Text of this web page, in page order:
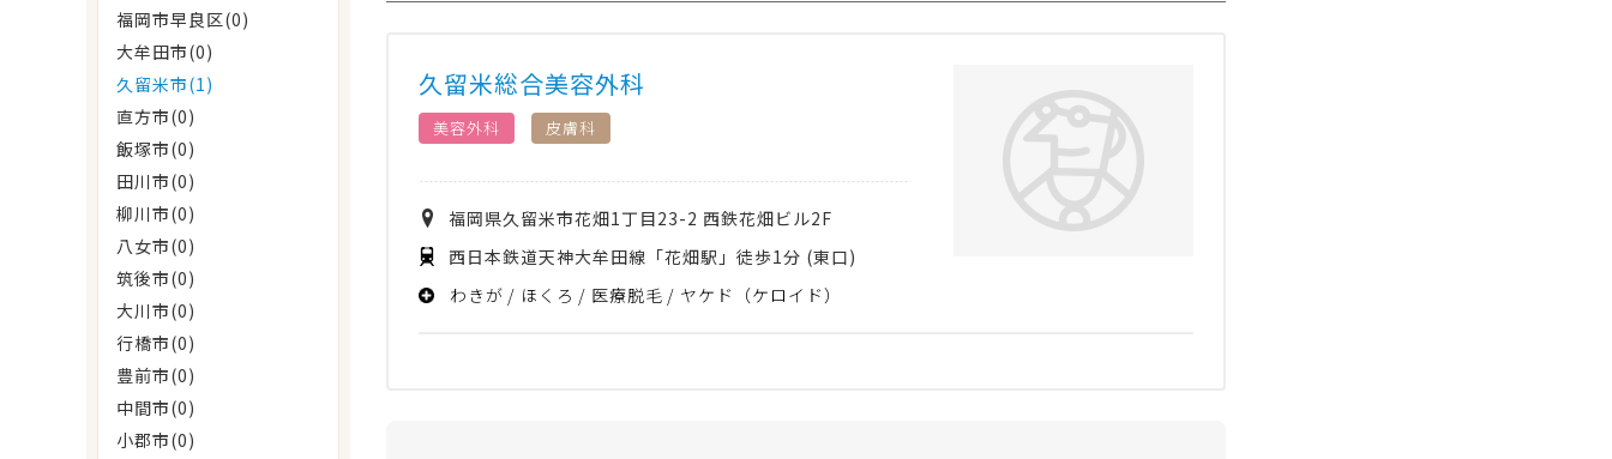
福岡市早良区(0)
大牟田市(0)
久留米市(1)
直方市(0)
飯塚市(0)
田川市(0)
柳川市(0)
八女市(0)
筑後市(0)
大川市(0)
行橋市(0)
豊前市(0)
中間市(0)
小郡市(0)
久留米総合美容外科
美容外科 皮膚科
福岡県久留米市花畑1丁目23-2 西鉄花畑ビル2F
西日本鉄道天神大牟田線「花畑駅」徒歩1分 (東口)
わきが
ほくろ 医療脱毛 ヤケド（ケロイド）